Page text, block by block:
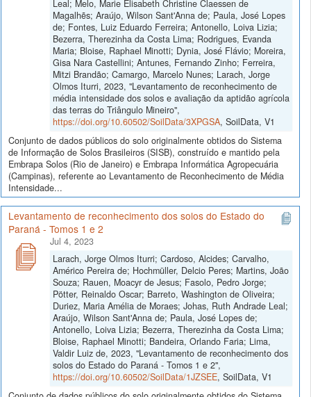
Leal; Melo, Marie Elisabeth Christine Claessen de
Magalhẽs; Araújo, Wilson Sant'Anna de; Paula, José Lopes
de; Fontes, Luiz Eduardo Ferreira; Antonello, Loiva Lizia;
Bezerra, Therezinha da Costa Lima; Rodrigues, Evanda
Maria; Bloise, Raphael Minotti; Dynia, José Flávio; Moreira,
Gisa Nara Castellini; Antunes, Fernando Zinho; Ferreira,
Mitzi Brandão; Camargo, Marcelo Nunes; Larach, Jorge
Olmos Iturri, 2023, "Levantamento de reconhecimento de
média intensidade dos solos e avaliação da aptidão agrícola
das terras do Triângulo Mineiro",
https://doi.org/10.60502/SoilData/3XPGSA, SoilData, V1
Conjunto de dados públicos do solo originalmente obtidos do Sistema
de Informação de Solos Brasileiros (SISB), construído e mantido pela
Embrapa Solos (Rio de Janeiro) e Embrapa Informática Agropecuária
(Campinas), referente ao Levantamento de Reconhecimento de Média
Intensidade...
Levantamento de reconhecimento dos solos do Estado do
Paraná - Tomos 1 e 2
Jul 4, 2023
Larach, Jorge Olmos Iturri; Cardoso, Alcides; Carvalho,
Américo Pereira de; Hochmüller, Delcio Peres; Martins, João
Souza; Rauen, Moacyr de Jesus; Fasolo, Pedro Jorge;
Pötter, Reinaldo Oscar; Barreto, Washington de Oliveira;
Duriez, Maria Amélia de Moraes; Johas, Ruth Andrade Leal;
Araújo, Wilson Sant'Anna de; Paula, José Lopes de;
Antonello, Loiva Lizia; Bezerra, Therezinha da Costa Lima;
Bloise, Raphael Minotti; Bandeira, Orlando Faria; Lima,
Valdir Luiz de, 2023, "Levantamento de reconhecimento dos
solos do Estado do Paraná - Tomos 1 e 2",
https://doi.org/10.60502/SoilData/1JZSEE, SoilData, V1